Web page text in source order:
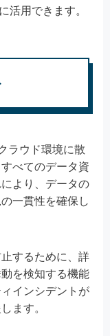
活用できます。
ラウド環境に散
べてのデータ資
より、データの
一貫性を確保し
するために、詳
を検知する機能
インシデントが
ます。